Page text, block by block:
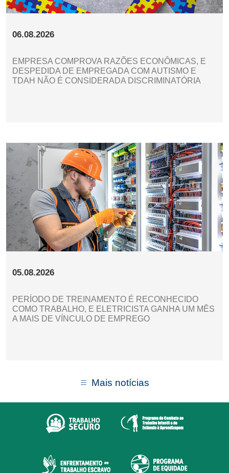
06.08.2026
EMPRESA COMPROVA RAZÕES ECONÔMICAS, E
DESPEDIDA DE EMPREGADA COM AUTISMO E
TDAH NÃO É CONSIDERADA DISCRIMINATÓRIA
05.08.2026
PERÍODO DE TREINAMENTO É RECONHECIDO
COMO TRABALHO, E ELETRICISTA GANHA UM MÊS
A MAIS DE VÍNCULO DE EMPREGO
Mais notícias